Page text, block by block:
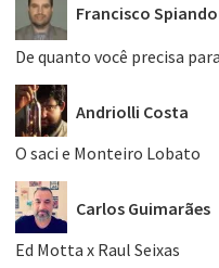
Francisco
De quanto você precisa
Andriolli Costa
O saci e Monteiro Lobato
Carlos Guimarães
Ed Motta x Raul Seixas